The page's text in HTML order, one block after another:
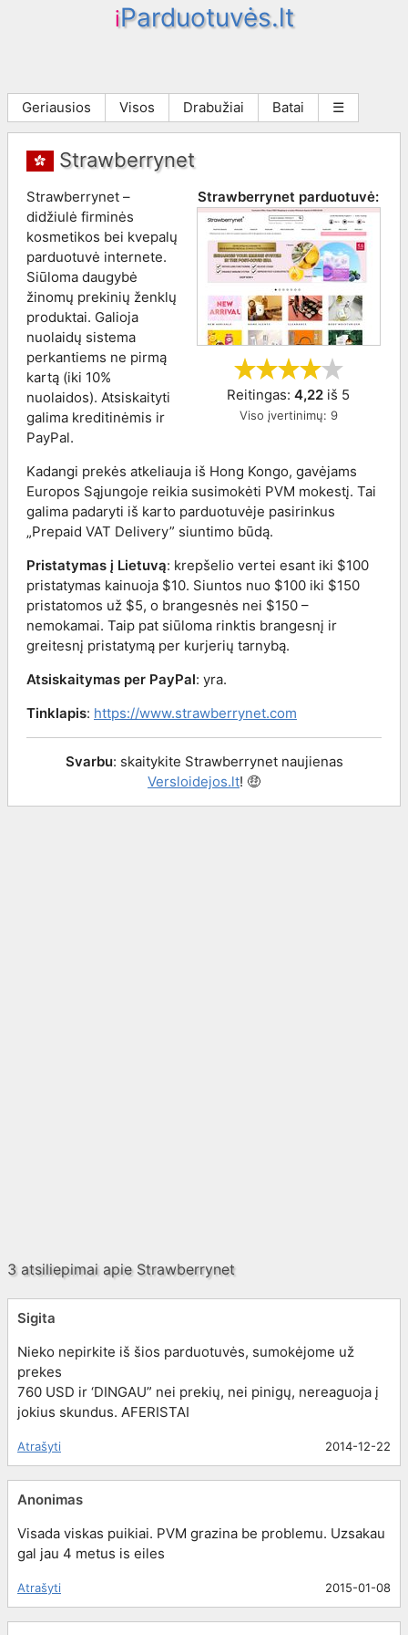
iParduotuvės.lt
Geriausios Visos Drabužiai Batai ☰
Strawberrynet
Strawberrynet parduotuvė:
Reitingas: 4,22 iš 5
Viso įvertinimų: 9
Strawberrynet –
didžiulė firminės
kosmetikos bei kvepalų
parduotuvė internete.
Siūloma daugybė
žinomų prekinių ženklų
produktai. Galioja
nuolaidų sistema
perkantiems ne pirmą
kartą (iki 10%
nuolaidos). Atsiskaityti
galima kreditinėmis ir
PayPal.
Kadangi prekės atkeliauja iš Hong Kongo, gavėjams
Europos Sąjungoje reikia susimokėti PVM mokestį. Tai
galima padaryti iš karto parduotuvėje pasirinkus
„Prepaid VAT Delivery” siuntimo būdą.
Pristatymas į Lietuvą: krepšelio vertei esant iki $100
pristatymas kainuoja $10. Siuntos nuo $100 iki $150
pristatomos už $5, o brangesnės nei $150 –
nemokamai. Taip pat siūloma rinktis brangesnį ir
greitesnį pristatymą per kurjerių tarnybą.
Atsiskaitymas per PayPal: yra.
Tinklapis: https://www.strawberrynet.com
Svarbu: skaitykite Strawberrynet naujienas
Versloidejos.lt! 🤑
3 atsiliepimai apie Strawberrynet
Sigita
Nieko nepirkite iš šios parduotuvės, sumokėjome už
prekes
760 USD ir ‘DINGAU” nei prekių, nei pinigų, nereaguoja į
jokius skundus. AFERISTAI
Atrašyti 2014-12-22
Anonimas
Visada viskas puikiai. PVM grazina be problemu. Uzsakau
gal jau 4 metus is eiles
Atrašyti 2015-01-08